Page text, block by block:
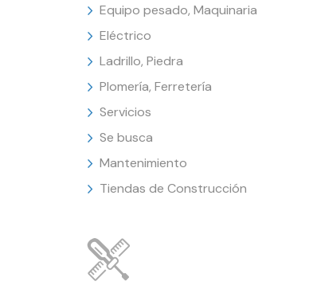
Equipo pesado, Maquinaria
Eléctrico
Ladrillo, Piedra
Plomería, Ferretería
Servicios
Se busca
Mantenimiento
Tiendas de Construcción